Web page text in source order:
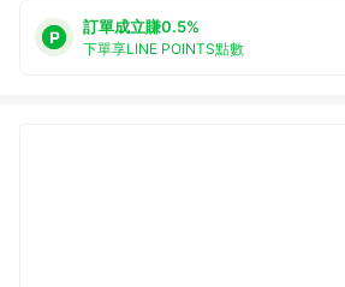
訂單成立賺0.5%
下單享LINE POINTS點數